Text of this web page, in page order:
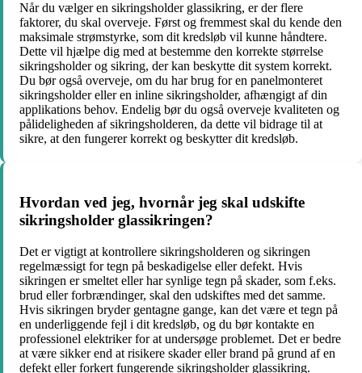
Når du vælger en sikringsholder glassikring, er der flere
faktorer, du skal overveje. Først og fremmest skal du kende den
maksimale strømstyrke, som dit kredsløb vil kunne håndtere.
Dette vil hjælpe dig med at bestemme den korrekte størrelse
sikringsholder og sikring, der kan beskytte dit system korrekt.
Du bør også overveje, om du har brug for en panelmonteret
sikringsholder eller en inline sikringsholder, afhængigt af din
applikations behov. Endelig bør du også overveje kvaliteten og
pålideligheden af ​​sikringsholderen, da dette vil bidrage til at
sikre, at den fungerer korrekt og beskytter dit kredsløb.
Hvordan ved jeg, hvornår jeg skal udskifte
sikringsholder glassikringen?
Det er vigtigt at kontrollere sikringsholderen og sikringen
regelmæssigt for tegn på beskadigelse eller defekt. Hvis
sikringen er smeltet eller har synlige tegn på skader, som f.eks.
brud eller forbrændinger, skal den udskiftes med det samme.
Hvis sikringen bryder gentagne gange, kan det være et tegn på
en underliggende fejl i dit kredsløb, og du bør kontakte en
professionel elektriker for at undersøge problemet. Det er bedre
at være sikker end at risikere skader eller brand på grund af en
defekt eller forkert fungerende sikringsholder glassikring.